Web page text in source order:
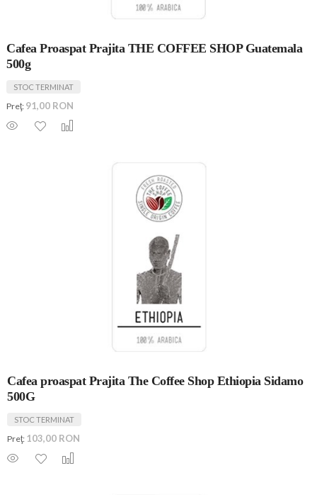
Cafea Proaspat Prajita THE COFFEE SHOP Guatemala
500g
STOC TERMINAT
Preţ: 91,00 RON
Cafea proaspat Prajita The Coffee Shop Ethiopia Sidamo
500G
STOC TERMINAT
Preţ: 103,00 RON